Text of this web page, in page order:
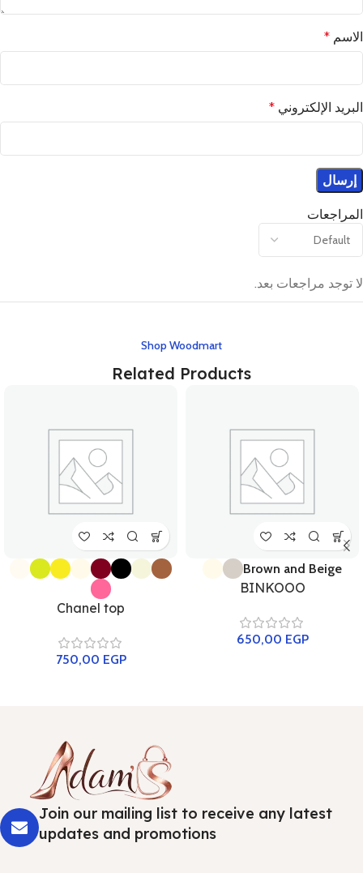
المراجعات
لا توجد مراجعات بعد.
الاسم *
البريد الإلكتروني *
Shop Woodmart
Related Products
Brown and Beige
BINKOOO
650,00 EGP
Chanel top
750,00 EGP
Join our mailing list to receive any latest
updates and promotions